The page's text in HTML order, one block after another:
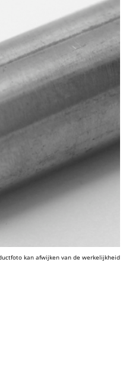
kan afwijken van de werkelijkheid